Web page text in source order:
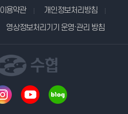
이용약관
개인정보처리방침
영상정보처리기기 운영·관리 방침